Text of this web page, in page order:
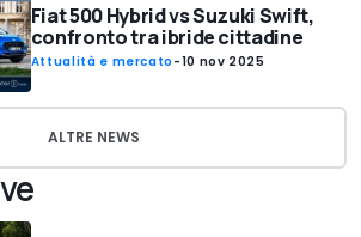
Fiat 500 Hybrid vs Suzuki Swift,
confronto tra ibride cittadine
Attualità e mercato -10 nov 2025
ALTRE NEWS